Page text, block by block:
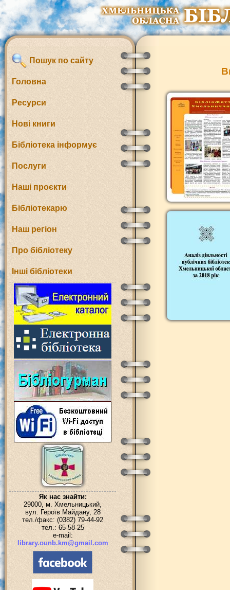
Пошук по сайту
Головна
Ресурси
Нові книги
Бібліотека інформує
Послуги
Наші проєкти
Бібліотекарю
Наш регіон
Про бібліотеку
Інші бібліотеки
Як нас знайти:
29000, м. Хмельницький,
вул. Героїв Майдану, 28
тел./факс: (0382) 79-44-92
тел.: 65-58-25
e-mail:
library.ounb.km@gmail.com